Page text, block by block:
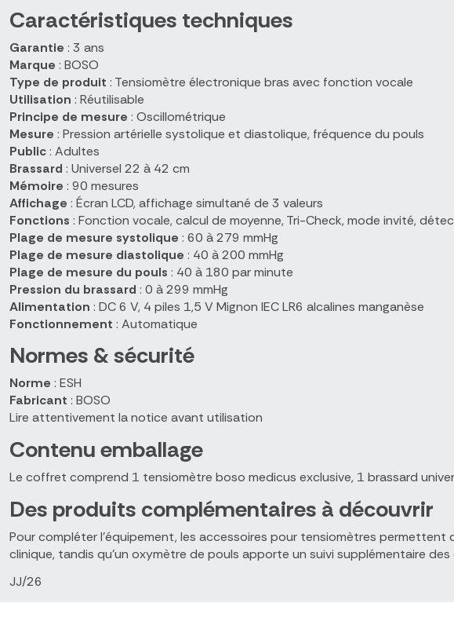
Caractéristiques techniques
Garantie : 3 ans
Marque : BOSO
Type de produit : Tensiomètre électronique bras avec fonction vocale
Utilisation : Réutilisable
Principe de mesure : Oscillométrique
Mesure : Pression artérielle systolique et diastolique, fréquence du pouls
Public : Adultes
Brassard : Universel 22 à 42 cm
Mémoire : 90 mesures
Affichage : Écran LCD, affichage simultané de 3 valeurs
Fonctions : Fonction vocale, calcul de moyenne, Tri-Check, mode invité,
Plage de mesure systolique : 60 à 279 mmHg
Plage de mesure diastolique : 40 à 200 mmHg
Plage de mesure du pouls : 40 à 180 par minute
Pression du brassard : 0 à 299 mmHg
Alimentation : DC 6 V, 4 piles 1,5 V Mignon IEC LR6 alcalines manganèse
Fonctionnement : Automatique
Normes & sécurité
Norme : ESH
Fabricant : BOSO
Lire attentivement la notice avant utilisation
Contenu emballage
Le coffret comprend 1 tensiomètre boso medicus exclusive, 1 brassard
Des produits complémentaires à découvrir
Pour compléter l'équipement, les accessoires pour tensiomètres
clinique, tandis qu'un oxymètre de pouls apporte un suivi supplémentaire
JJ/26